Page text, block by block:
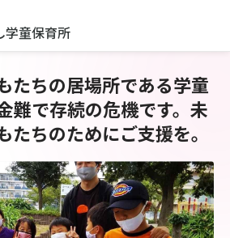
学童保育所
たちの居場所である学童
難で存続の危機です。未
たちのためにご支援を。